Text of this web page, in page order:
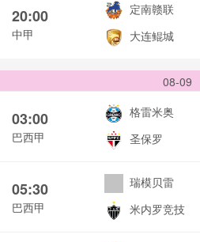
20:00
中甲
定南赣联
大连鲲城
08-09
03:00
巴西甲
格雷米奥
圣保罗
05:30
巴西甲
瑞模贝雷
米内罗竞技